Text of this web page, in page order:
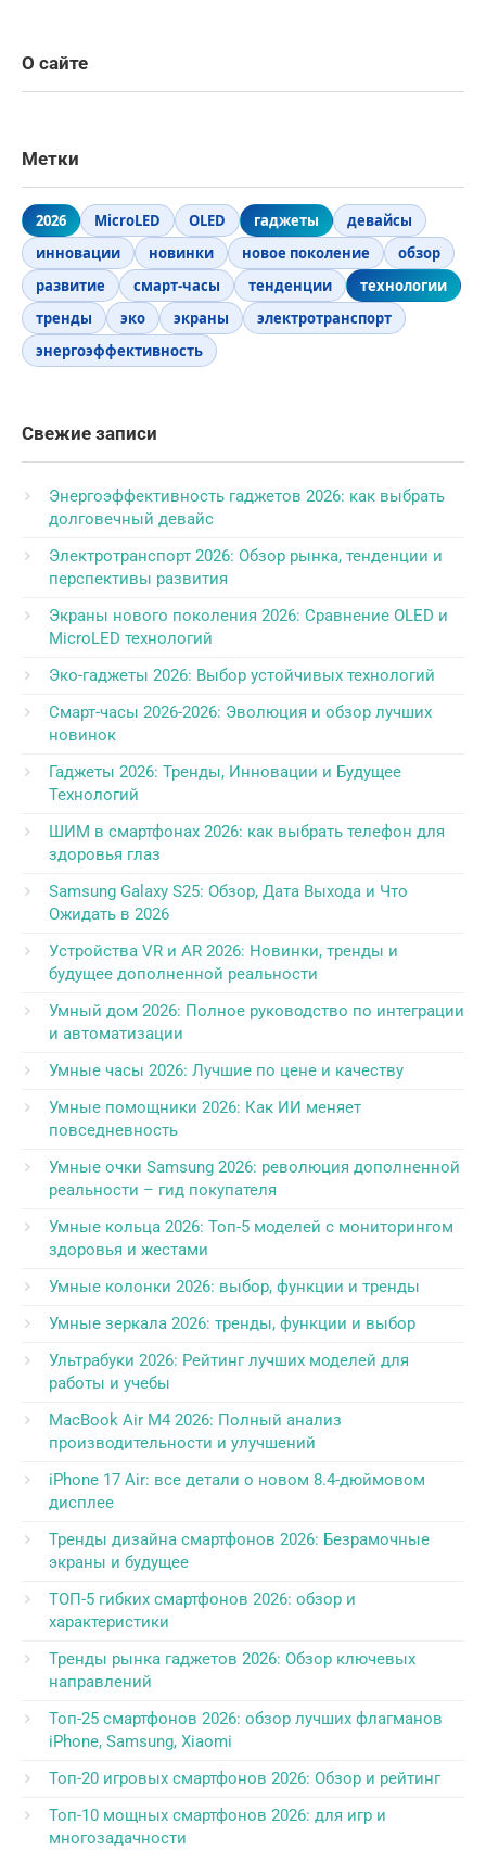
О сайте
Метки
2026 MicroLED OLED гаджеты
девайсы
инновации
новинки новое поколение
обзор
развитие
смарт-часы тенденции
технологии
тренды
эко экраны
электротранспорт
энергоэффективность
Свежие записи
Энергоэффективность гаджетов 2026: как выбрать
долговечный девайс
Электротранспорт 2026: Обзор рынка, тенденции и
перспективы развития
Экраны нового поколения 2026: Сравнение OLED и
MicroLED технологий
Эко-гаджеты 2026: Выбор устойчивых технологий
Смарт-часы 2026-2026: Эволюция и обзор лучших
новинок
Гаджеты 2026: Тренды, Инновации и Будущее
Технологий
ШИМ в смартфонах 2026: как выбрать телефон для
здоровья глаз
Samsung Galaxy S25: Обзор, Дата Выхода и Что
Ожидать в 2026
Устройства VR и AR 2026: Новинки, тренды и
будущее дополненной реальности
Умный дом 2026: Полное руководство по интеграции
и автоматизации
Умные часы 2026: Лучшие по цене и качеству
Умные помощники 2026: Как ИИ меняет
повседневность
Умные очки Samsung 2026: революция дополненной
реальности – гид покупателя
Умные кольца 2026: Топ-5 моделей с мониторингом
здоровья и жестами
Умные колонки 2026: выбор, функции и тренды
Умные зеркала 2026: тренды, функции и выбор
Ультрабуки 2026: Рейтинг лучших моделей для
работы и учебы
MacBook Air M4 2026: Полный анализ
производительности и улучшений
iPhone 17 Air: все детали о новом 8.4-дюймовом
дисплее
Тренды дизайна смартфонов 2026: Безрамочные
экраны и будущее
ТОП-5 гибких смартфонов 2026: обзор и
характеристики
Тренды рынка гаджетов 2026: Обзор ключевых
направлений
Топ-25 смартфонов 2026: обзор лучших флагманов
iPhone, Samsung, Xiaomi
Топ-20 игровых смартфонов 2026: Обзор и рейтинг
Топ-10 мощных смартфонов 2026: для игр и
многозадачности